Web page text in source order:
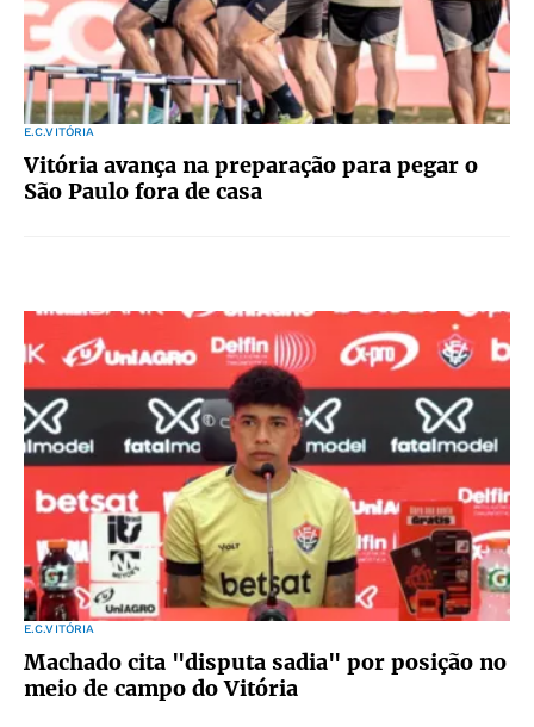
E.C.VITÓRIA
Vitória avança na preparação para pegar o
São Paulo fora de casa
E.C.VITÓRIA
Machado cita "disputa sadia" por posição no
meio de campo do Vitória